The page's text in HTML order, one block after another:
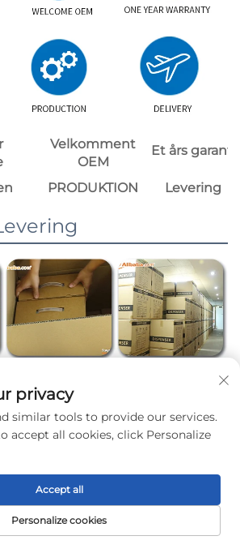
Velkomment
OEM
Et års garanti
PRODUKTION Levering
privacy
similar tools to provide our services.
accept all cookies, click Personalize
Personalize cookies
Accept all